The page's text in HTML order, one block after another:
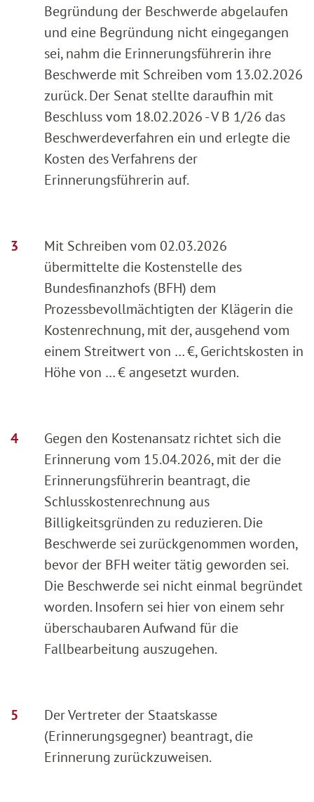
Begründung der Beschwerde abgelaufen
und eine Begründung nicht eingegangen
sei, nahm die Erinnerungsführerin ihre
Beschwerde mit Schreiben vom 13.02.2026
zurück. Der Senat stellte daraufhin mit
Beschluss vom 18.02.2026 - V B 1/26 das
Beschwerdeverfahren ein und erlegte die
Kosten des Verfahrens der
Erinnerungsführerin auf.
Mit Schreiben vom 02.03.2026
übermittelte die Kostenstelle des
Bundesfinanzhofs (BFH) dem
Prozessbevollmächtigten der Klägerin die
Kostenrechnung, mit der, ausgehend vom
einem Streitwert von … €, Gerichtskosten in
Höhe von … € angesetzt wurden.
Gegen den Kostenansatz richtet sich die
Erinnerung vom 15.04.2026, mit der die
Erinnerungsführerin beantragt, die
Schlusskostenrechnung aus
Billigkeitsgründen zu reduzieren. Die
Beschwerde sei zurückgenommen worden,
bevor der BFH weiter tätig geworden sei.
Die Beschwerde sei nicht einmal begründet
worden. Insofern sei hier von einem sehr
überschaubaren Aufwand für die
Fallbearbeitung auszugehen.
Der Vertreter der Staatskasse
(Erinnerungsgegner) beantragt, die
Erinnerung zurückzuweisen.